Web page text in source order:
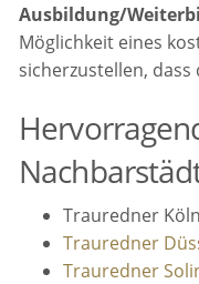
Ausbildung/
Möglichkeit eines
sicherzustellen,
Trauredner Köln
Trauredner
Trauredner